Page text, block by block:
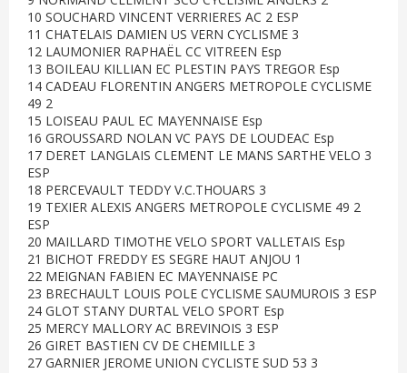
10 SOUCHARD VINCENT VERRIERES AC 2 ESP
11 CHATELAIS DAMIEN US VERN CYCLISME 3
12 LAUMONIER RAPHAËL CC VITREEN Esp
13 BOILEAU KILLIAN EC PLESTIN PAYS TREGOR Esp
14 CADEAU FLORENTIN ANGERS METROPOLE CYCLISME
49 2
15 LOISEAU PAUL EC MAYENNAISE Esp
16 GROUSSARD NOLAN VC PAYS DE LOUDEAC Esp
17 DERET LANGLAIS CLEMENT LE MANS SARTHE VELO 3
ESP
18 PERCEVAULT TEDDY V.C.THOUARS 3
19 TEXIER ALEXIS ANGERS METROPOLE CYCLISME 49 2
ESP
20 MAILLARD TIMOTHE VELO SPORT VALLETAIS Esp
21 BICHOT FREDDY ES SEGRE HAUT ANJOU 1
22 MEIGNAN FABIEN EC MAYENNAISE PC
23 BRECHAULT LOUIS POLE CYCLISME SAUMUROIS 3 ESP
24 GLOT STANY DURTAL VELO SPORT Esp
25 MERCY MALLORY AC BREVINOIS 3 ESP
26 GIRET BASTIEN CV DE CHEMILLE 3
27 GARNIER JEROME UNION CYCLISTE SUD 53 3